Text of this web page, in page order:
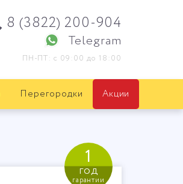
8 (3822) 200-904
Telegram
ПН-ПТ: с 09:00 до 18:00
Перегородки
Акции
1
год
гарантии